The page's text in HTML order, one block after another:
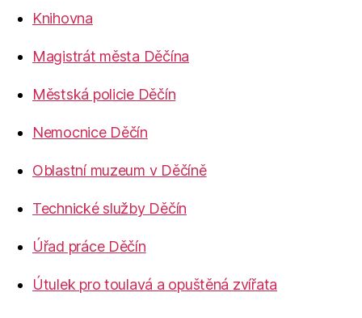
Knihovna
Magistrát města Děčína
Městská policie Děčín
Nemocnice Děčín
Oblastní muzeum v Děčíně
Technické služby Děčín
Úřad práce Děčín
Útulek pro toulavá a opuštěná zvířata